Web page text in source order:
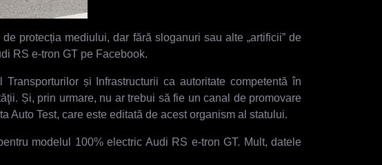
protecția mediului, dar fără sloganuri sau alte „artificii” de
RS e-tron GT pe Facebook.
și Infrastructurii ca autoritate competentă în
Și, prin urmare, nu ar trebui să fie un canal de promovare
Test, care este editată de acest organism al statului.
modelul 100% electric Audi RS e-tron GT. Mult, datele